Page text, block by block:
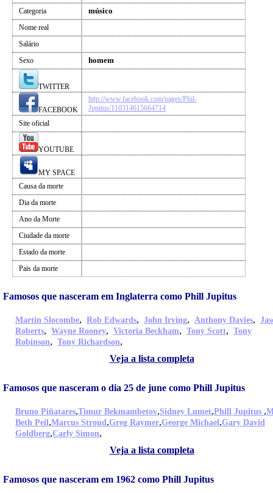
Categoria músico
Nome real
Salário
Sexo
homem
TWITTER
FACEBOOK
http://www.facebook.com/pages/Phil-
Jupitus/110314615664714
Site oficial
YOUTUBE
MY SPACE
Causa da morte
Dia da morte
Ano da Morte
Ciudade da morte
Estado da morte
Pais da morte
Famosos que nasceram em Inglaterra como Phill Jupitus
Martin Slocombe, Rob Edwards, John Irving, Anthony Davies,
Roberts, Wayne Rooney, Victoria Beckham, Tony Scott, Tony
Robinson, Tony Richardson,
Veja a lista completa
Famosos que nasceram o dia 25 de june como Phill Jupitus
Bruno Piñatares,Timur Bekmambetov,Sidney Lumet,Phill Jupitus ,
Beth Peil,Marcus Stroud,Greg Raymer,George Michael,Gary David
Goldberg,Carly Simon,
Veja a lista completa
Famosos que nasceram em 1962 como Phill Jupitus